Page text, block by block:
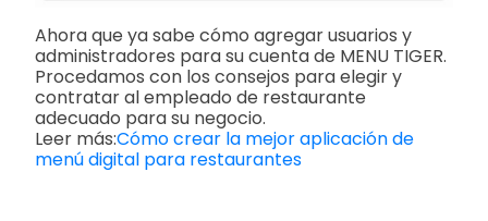
Ahora que ya sabe cómo agregar usuarios y
administradores para su cuenta de MENU TIGER.
Procedamos con los consejos para elegir y
contratar al empleado de restaurante
adecuado para su negocio.
Leer más:Cómo crear la mejor aplicación de
menú digital para restaurantes